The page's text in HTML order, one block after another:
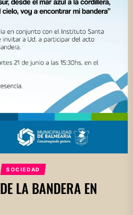
SOCIEDAD
LA BANDERA EN